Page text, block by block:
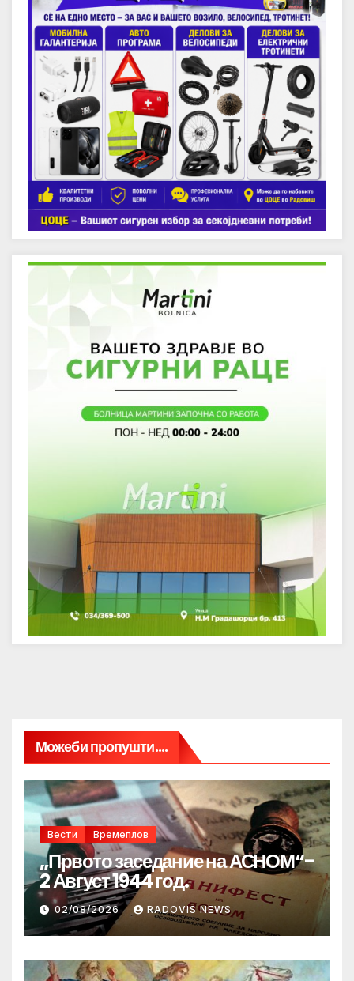
Можеби пропушти....
Вести Времеплов
„Првото заседание на АСНОМ“-
2 Август 1944 год.
02/08/2026 RADOVIS NEWS